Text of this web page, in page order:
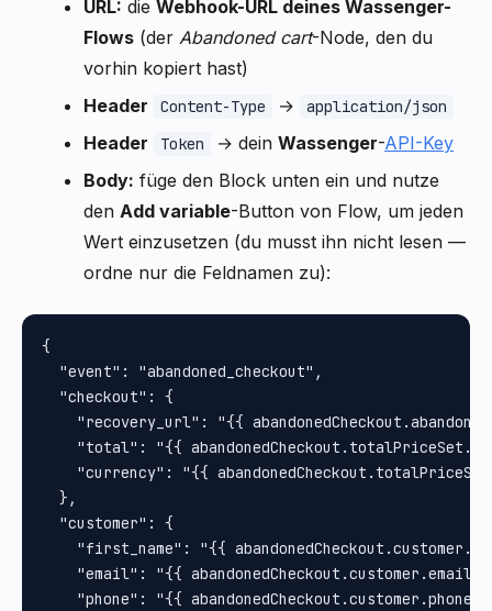
URL: die Webhook-URL deines Wassenger-
Flows (der Abandoned cart-Node, den du
vorhin kopiert hast)
Header
Content-Type → application/json
Header Token → dein Wassenger-API-Key
Body: füge den Block unten ein und nutze
den Add variable-Button von Flow, um jeden
Wert einzusetzen (du musst ihn nicht lesen —
ordne nur die Feldnamen zu):
{
  "event": "abandoned_checkout",
  "checkout": {
"recovery_url": "{{
"total": "{{
"currency": "{{
  },
  "customer": {
"first_name": "{{
"email": "{{ abandonedCheckout.customer.email
"phone": "{{ abandonedCheckout.customer.phone